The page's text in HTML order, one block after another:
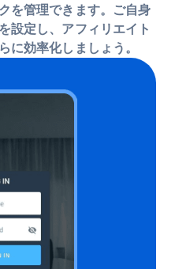
を管理できます。ご自身
設定し、アフィリエイト
に効率化しましょう。